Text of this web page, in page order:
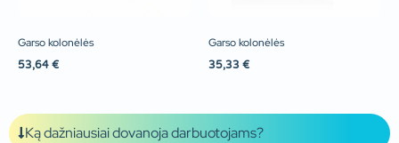
Garso kolonėlės
53,64 €
Garso kolonėlės
35,33 €
Ką dažniausiai dovanoja darbuotojams?